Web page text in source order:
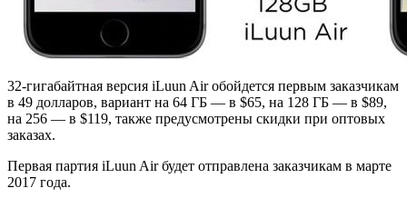
32-гигабайтная версия iLuun Air обойдется первым заказчикам
в 49 долларов, вариант на 64 ГБ — в $65, на 128 ГБ — в $89,
на 256 — в $119, также предусмотрены скидки при оптовых
заказах.
Первая партия iLuun Air будет отправлена заказчикам в марте
2017 года.